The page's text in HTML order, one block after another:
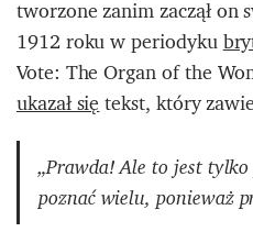
tworzone zanim zaczął on
1912 roku w periodyku
Vote: The Organ of the
ukazał siętekst, który
„Prawda! Ale to jest
poznać wielu, ponieważ